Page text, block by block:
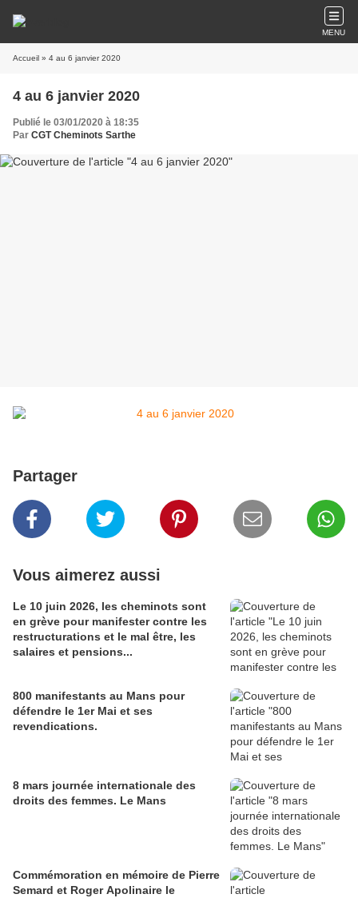
MENU
Accueil » 4 au 6 janvier 2020
4 au 6 janvier 2020
Publié le 03/01/2020 à 18:35
Par CGT Cheminots Sarthe
Partager
Vous aimerez aussi
Le 10 juin 2026, les cheminots sont
en grève pour manifester contre les
restructurations et le mal être, les
salaires et pensions...
800 manifestants au Mans pour
défendre le 1er Mai et ses
revendications.
8 mars journée internationale des
droits des femmes. Le Mans
Commémoration en mémoire de Pierre
Semard et Roger Apolinaire le